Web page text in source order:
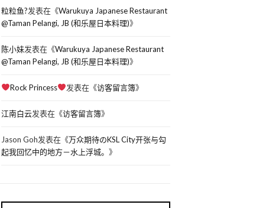
粒粒鱼?发表在《Warukuya Japanese Restaurant
@Taman Pelangi, JB (和乐屋日本料理)》
陈小妹发表在《Warukuya Japanese Restaurant
@Taman Pelangi, JB (和乐屋日本料理)》
Rock Princess 发表在《访客留言簿》
江南白云发表在《访客留言簿》
Jason Goh发表在《万众期待のKSL City开张与勾
起我回忆中的地方－水上浮城。》